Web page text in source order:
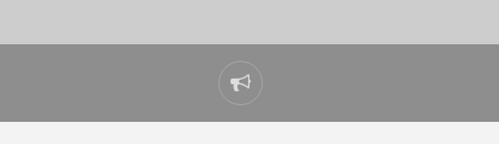
Denunciar
problema